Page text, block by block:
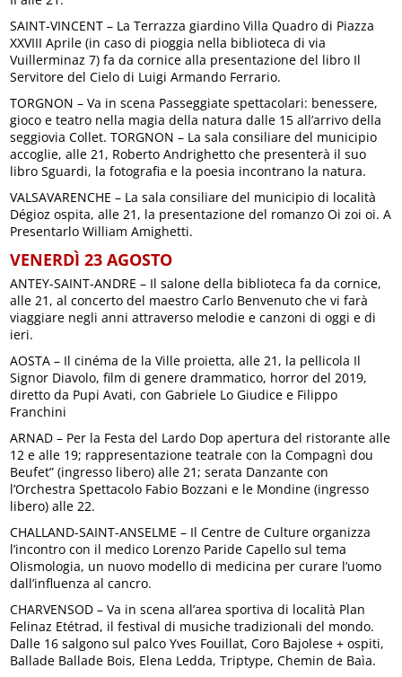
SAINT-VINCENT – La Terrazza giardino Villa Quadro di Piazza
XXVIII Aprile (in caso di pioggia nella biblioteca di via
Vuillerminaz 7) fa da cornice alla presentazione del libro Il
Servitore del Cielo di Luigi Armando Ferrario.
TORGNON – Va in scena Passeggiate spettacolari: benessere,
gioco e teatro nella magia della natura dalle 15 all’arrivo della
seggiovia Collet. TORGNON – La sala consiliare del municipio
accoglie, alle 21, Roberto Andrighetto che presenterà il suo
libro Sguardi, la fotografia e la poesia incontrano la natura.
VALSAVARENCHE – La sala consiliare del municipio di località
Dégioz ospita, alle 21, la presentazione del romanzo Oi zoi oi. A
Presentarlo William Amighetti.
VENERDÌ 23 AGOSTO
ANTEY-SAINT-ANDRE – Il salone della biblioteca fa da cornice,
alle 21, al concerto del maestro Carlo Benvenuto che vi farà
viaggiare negli anni attraverso melodie e canzoni di oggi e di
ieri.
AOSTA – Il cinéma de la Ville proietta, alle 21, la pellicola Il
Signor Diavolo, film di genere drammatico, horror del 2019,
diretto da Pupi Avati, con Gabriele Lo Giudice e Filippo
Franchini
ARNAD – Per la Festa del Lardo Dop apertura del ristorante alle
12 e alle 19; rappresentazione teatrale con la Compagnì dou
Beufet” (ingresso libero) alle 21; serata Danzante con
l’Orchestra Spettacolo Fabio Bozzani e le Mondine (ingresso
libero) alle 22.
CHALLAND-SAINT-ANSELME – Il Centre de Culture organizza
l’incontro con il medico Lorenzo Paride Capello sul tema
Olismologia, un nuovo modello di medicina per curare l’uomo
dall’influenza al cancro.
CHARVENSOD – Va in scena all’area sportiva di località Plan
Felinaz Etétrad, il festival di musiche tradizionali del mondo.
Dalle 16 salgono sul palco Yves Fouillat, Coro Bajolese + ospiti,
Ballade Ballade Bois, Elena Ledda, Triptype, Chemin de Baìa.